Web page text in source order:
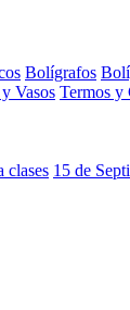
Bolígrafos
Vasos Termos y
clases 15 de